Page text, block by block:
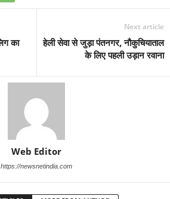
का
Next article
हेली सेवा से जुड़ा पंतनगर, नौकुचियाताल
के लिए पहली उड़ान रवाना
Web Editor
https://newsnetindia.com